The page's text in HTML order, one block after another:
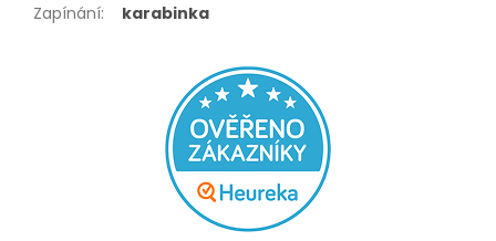
Zapínání: karabinka